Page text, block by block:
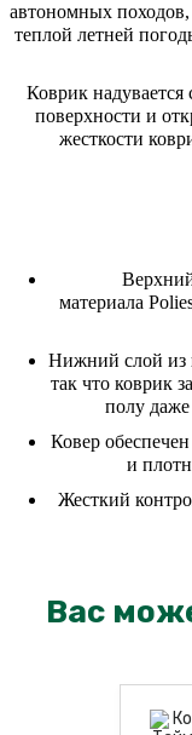
автономных
теплой летней
Коврик надувается
поверхности и
жесткости
материала
Нижний слой из
так что коврик
полу даже
Ковер
и
Жесткий
Вас